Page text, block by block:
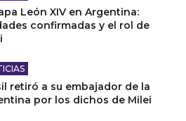
León XIV en Argentina:
confirmadas y el rol de
retiró a su embajador de la
por los dichos de Milei